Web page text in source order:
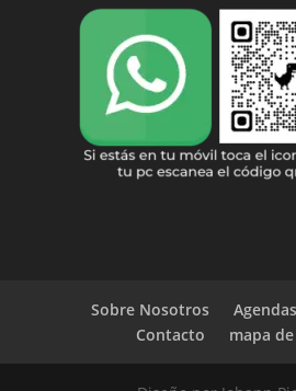
Sobre Nosotros
Contacto
mapa